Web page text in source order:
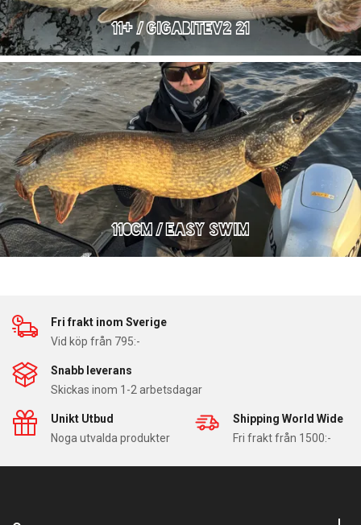
11+ / GIGABITEv2 21
110cm / EASY SWIM
Fri frakt inom Sverige
Vid köp från 795:-
Snabb leverans
Skickas inom 1-2 arbetsdagar
Unikt Utbud
Noga utvalda produkter
Shipping World Wide
Fri frakt från 1500:-